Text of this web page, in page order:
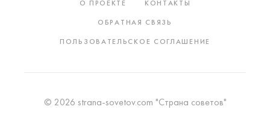
О ПРОЕКТЕ
КОНТАКТЫ
ОБРАТНАЯ СВЯЗЬ
ПОЛЬЗОВАТЕЛЬСКОЕ СОГЛАШЕНИЕ
© 2026 strana-sovetov.com "Страна советов"